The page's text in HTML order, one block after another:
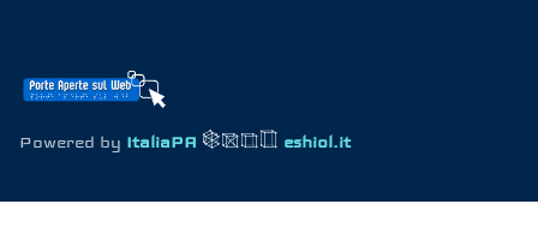
Powered by ItaliaPA eshiol.it